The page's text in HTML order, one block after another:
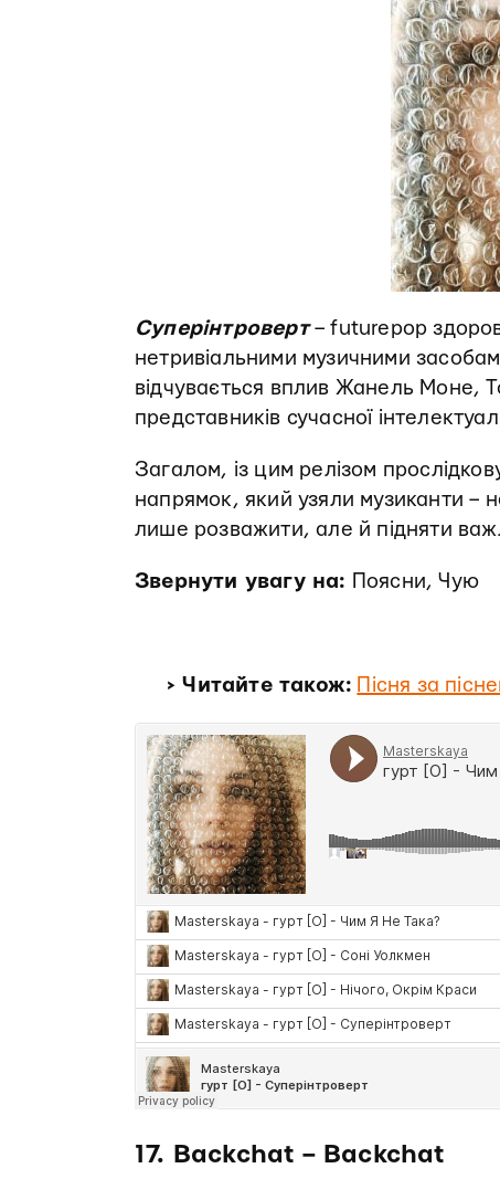
Суперінтроверт– futurepop
нетривіальними музичними
відчувається вплив Жанель Моне,
представників сучасної
Загалом, із цим релізом
напрямок, який узяли музиканти –
лише розважити, але й підняти
Звернути увагу на: Поясни, Чую
> Читайте також: Пісня за
17. Backchat – Backchat